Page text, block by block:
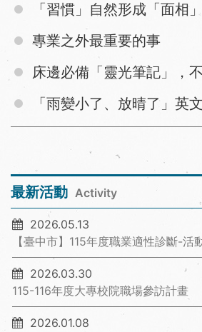
「習慣」自然形成「面相」
專業之外最重要的事
床邊必備「靈光筆記」，
「雨變小了、放晴了」英
最新活動 Activity
2026.05.13
【臺中市】115年度職業適性診斷-活
2026.03.30
115-116年度大專校院職場參訪計畫
2026.01.08